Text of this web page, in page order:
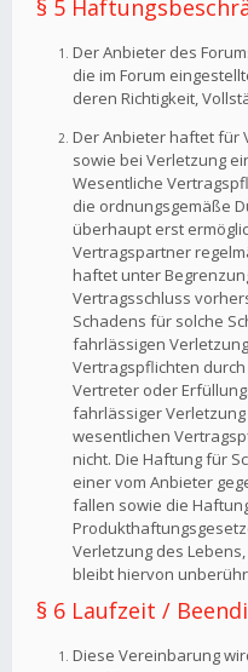
§ 5
Der Anbieter des
die im Forum
deren Richtigkeit,
Der Anbieter haftet für
sowie bei Verletzung
Wesentliche
die ordnungsgemäße
überhaupt erst
Vertragspartner
haftet unter
Vertragsschluss
Schadens für solche
fahrlässigen
Vertragspflichten
Vertreter oder
fahrlässiger
wesentlichen
nicht. Die Haftung für
einer vom Anbieter
fallen sowie die
Verletzung des
bleibt hiervon
§ 6 Laufzeit /
Diese Vereinbarung